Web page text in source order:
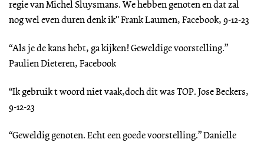
regie van Michel Sluysmans. We hebben genoten en dat zal
nog wel even duren denk ik" Frank Laumen, Facebook, 9-12-23
“Als je de kans hebt, ga kijken! Geweldige voorstelling.”
Paulien Dieteren, Facebook
“Ik gebruik t woord niet vaak,doch dit was TOP. Jose Beckers,
9-12-23
“Geweldig genoten. Echt een goede voorstelling.” Danielle